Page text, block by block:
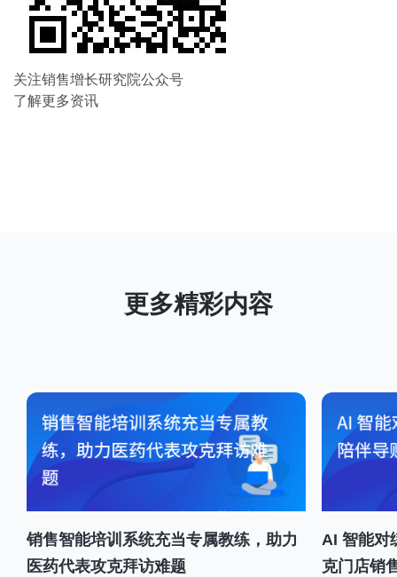
关注销售增长研究院公众号
了解更多资讯
销售智能培训系统充当专属教练，助力
医药代表攻克拜访难题
AI 智能对
克门店销